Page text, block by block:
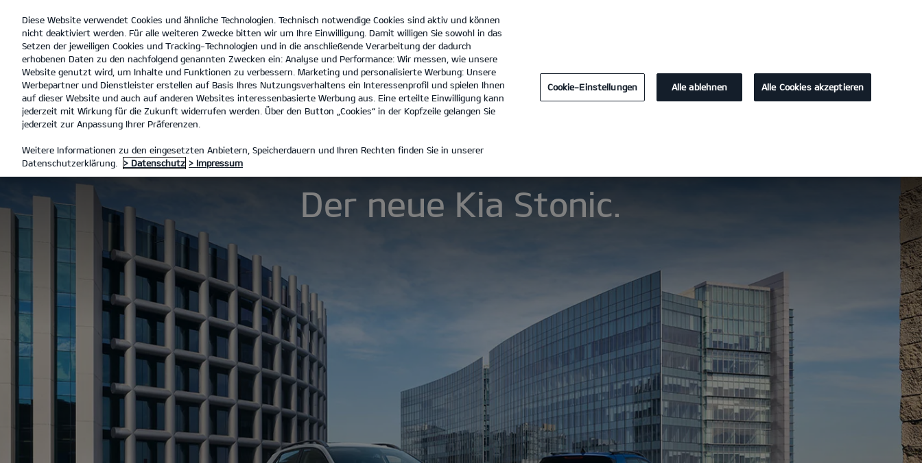
open
menu
Autohaus Tosch OHG Tel. :03544 - 555920
Der neue Kia Stonic Entdecken Technische Daten Probefahrt Konfigurator
MODELLE
Der neue Kia Stonic.
Diese Website verwendet Cookies und ähnliche Technologien. Technisch notwendige Cookies sind aktiv und können
nicht deaktiviert werden. Für alle weiteren Zwecke bitten wir um Ihre Einwilligung. Damit willigen Sie sowohl in das
Setzen der jeweiligen Cookies und Tracking-Technologien und in die anschließende Verarbeitung der dadurch
erhobenen Daten zu den nachfolgend genannten Zwecken ein: Analyse und Performance: Wir messen, wie unsere
Website genutzt wird, um Inhalte und Funktionen zu verbessern. Marketing und personalisierte Werbung: Unsere
Werbepartner und Dienstleister erstellen auf Basis Ihres Nutzungsverhaltens ein Interessenprofil und spielen Ihnen
auf dieser Website und auch auf anderen Websites interessenbasierte Werbung aus. Eine erteilte Einwilligung kann
jederzeit mit Wirkung für die Zukunft widerrufen werden. Über den Button „Cookies“ in der Kopfzeile gelangen Sie
jederzeit zur Anpassung Ihrer Präferenzen.
Weitere Informationen zu den eingesetzten Anbietern, Speicherdauern und Ihren Rechten finden Sie in unserer
Datenschutzerklärung.
> Datenschutz > Impressum
Cookie-Einstellungen Alle ablehnen Alle Cookies akzeptieren